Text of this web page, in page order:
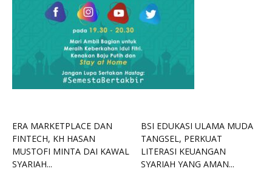
ERA MARKETPLACE DAN
FINTECH, KH HASAN
MUSTOFI MINTA DAI KAWAL
SYARIAH...
BSI EDUKASI ULAMA MUDA
TANGSEL, PERKUAT
LITERASI KEUANGAN
SYARIAH YANG AMAN...